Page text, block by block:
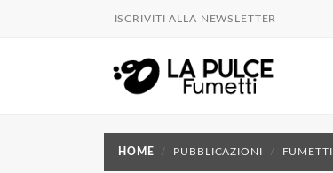
ISCRIVITI ALLA NEWSLETTER
HOME PUBBLICAZIONI FUMETTI